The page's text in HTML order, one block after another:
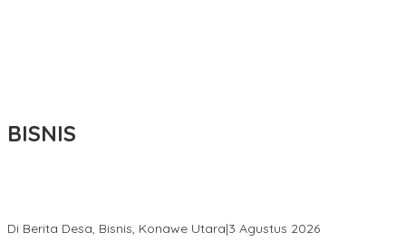
BISNIS
Di Berita Desa, Bisnis, Konawe Utara|3 Agustus 2026